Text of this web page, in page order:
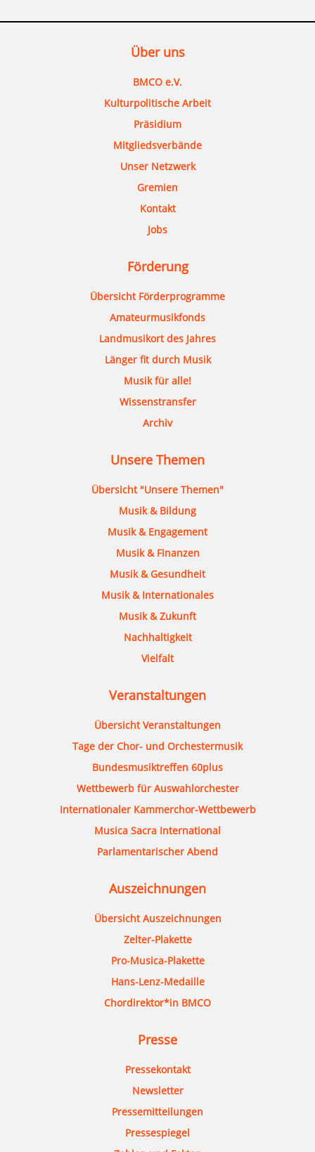
Über uns
BMCO e.V.
Kulturpolitische Arbeit
Präsidium
Mitgliedsverbände
Unser Netzwerk
Gremien
Kontakt
Jobs
Förderung
Übersicht Förderprogramme
Amateurmusikfonds
Landmusikort des Jahres
Länger fit durch Musik
Musik für alle!
Wissenstransfer
Archiv
Unsere Themen
Übersicht "Unsere Themen"
Musik & Bildung
Musik & Engagement
Musik & Finanzen
Musik & Gesundheit
Musik & Internationales
Musik & Zukunft
Nachhaltigkeit
Vielfalt
Veranstaltungen
Übersicht Veranstaltungen
Tage der Chor- und Orchestermusik
Bundesmusiktreffen 60plus
Wettbewerb für Auswahlorchester
Internationaler Kammerchor-Wettbewerb
Musica Sacra International
Parlamentarischer Abend
Auszeichnungen
Übersicht Auszeichnungen
Zelter-Plakette
Pro-Musica-Plakette
Hans-Lenz-Medaille
Chordirektor*in BMCO
Presse
Pressekontakt
Newsletter
Pressemitteilungen
Pressespiegel